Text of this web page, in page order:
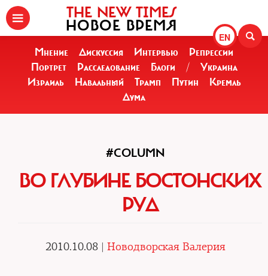
EN
THE NEW TIMES
НОВОЕ ВРЕМЯ
Мнение Дискуссия Интервью
Репрессии
Портрет
Расследование Блоги /
Украина
Израиль
Навальный Трамп Путин
Кремль
Дума
#COLUMN
ВО ГЛУБИНЕ БОСТОНСКИХ
РУД
2010.10.08 | Новодворская Валерия